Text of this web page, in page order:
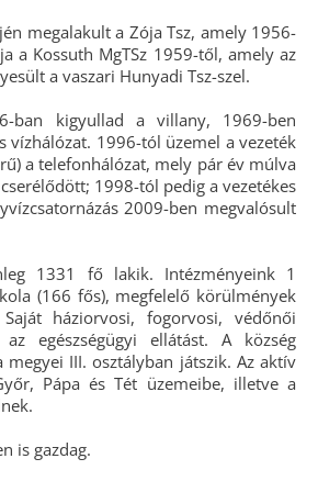
megalakult a Zója Tsz, amely 1956-
a Kossuth MgTSz 1959-től, amely az
a vaszari Hunyadi Tsz-szel.
ban kigyullad a villany, 1969-ben
vízhálózat. 1996-tól üzemel a vezeték
a telefonhálózat, mely pár év múlva
1998-tól pedig a vezetékes
2009-ben megvalósult
1331 fő lakik. Intézményeink 1
(166 fős), megfelelő körülmények
háziorvosi, fogorvosi, védőnői
egészségügyi ellátást. A község
megyei III. osztályban játszik. Az aktív
Pápa és Tét üzemeibe, illetve a
is gazdag.